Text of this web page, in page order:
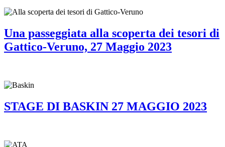
Una passeggiata alla scoperta dei tesori di
Gattico-Veruno, 27 Maggio 2023
STAGE DI BASKIN 27 MAGGIO 2023